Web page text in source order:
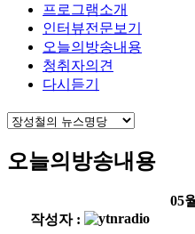
프로그램소개
인터뷰전문보기
오늘의방송내용
청취자의견
다시듣기
오늘의방송내용
05
작성자 :